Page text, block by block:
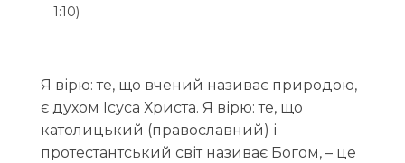
1:10)
Я вірю: те, що вчений називає природою,
є духом Ісуса Христа. Я вірю: те, що
католицький (православний) і
протестантський світ називає Богом, – це